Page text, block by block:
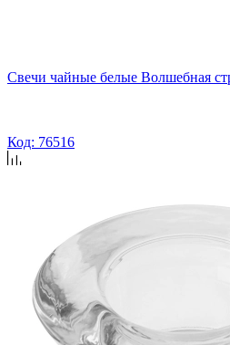
Свечи чайные белые Волшебная
Код: 76516